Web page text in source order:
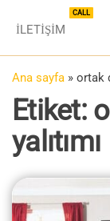
İLETIŞIM
CALL
Ana sayfa » ortak
Etiket:
yalıtımı